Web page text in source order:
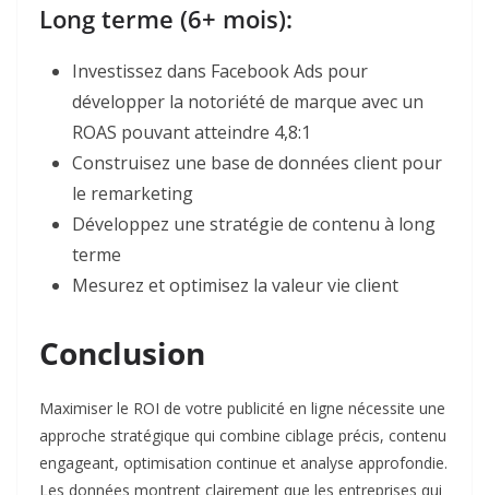
Long terme (6+ mois):​
Investissez dans Facebook Ads pour
développer la notoriété de marque avec un
ROAS pouvant atteindre 4,8:1
Construisez une base de données client pour
le remarketing
Développez une stratégie de contenu à long
terme
Mesurez et optimisez la valeur vie client
Conclusion
Maximiser le ROI de votre publicité en ligne nécessite une
approche stratégique qui combine ciblage précis, contenu
engageant, optimisation continue et analyse approfondie.
Les données montrent clairement que les entreprises qui